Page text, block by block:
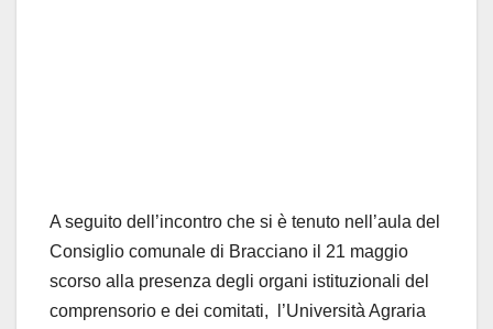
A seguito dell’incontro che si è tenuto nell’aula del
Consiglio comunale di Bracciano il 21 maggio
scorso alla presenza degli organi istituzionali del
comprensorio e dei comitati, l’Università Agraria